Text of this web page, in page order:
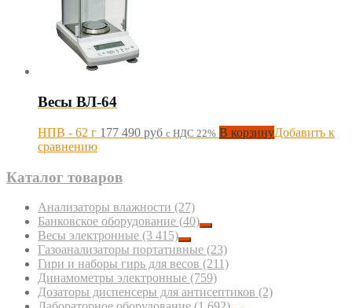
Весы ВЛ-64
НПВ - 62 г 177 490 руб с НДС 22% В корзинуДобавить к
сравнению
Каталог товаров
Анализаторы влажности (27)
Банковское оборудование (40)
Весы электронные (3 415)
Газоанализаторы портативные (23)
Гири и наборы гирь для весов (211)
Динамометры электронные (759)
Дозаторы диспенсеры для антисептиков (2)